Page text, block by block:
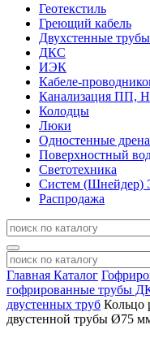
Геотекстиль
Греющий кабель
Двухстенные трубы
ДКС
ИЭК
Кабеле-
Канализация ПП,
Колодцы
Люки
Одностенные
Поверхностный
Светотехника
Систем (Шнейдер)
Распродажа
Главная Каталог
гофрированные трубы
двустенных труб Кольцо
двустенной трубы Ø75